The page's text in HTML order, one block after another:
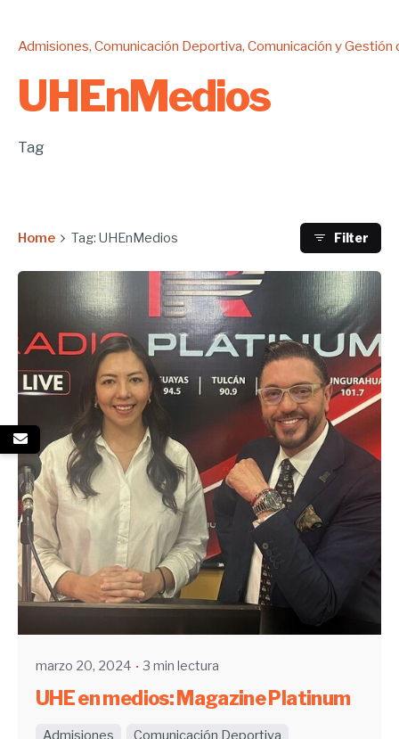
Admisiones Comunicación Deportiva Comunicación y Gestión
UHEnMedios
Tag
Home Tag: UHEnMedios Filter
Enviado por
UHE
marzo 20, 2024 3 min lectura
UHE en medios: Magazine Platinum
Admisiones Comunicación Deportiva